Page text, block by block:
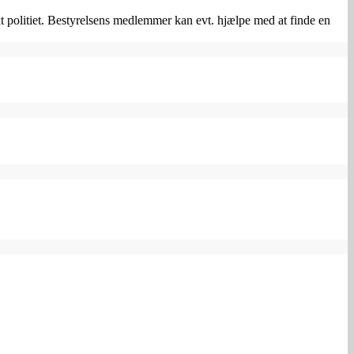
Bestyrelsens medlemmer kan evt. hjælpe med at finde en